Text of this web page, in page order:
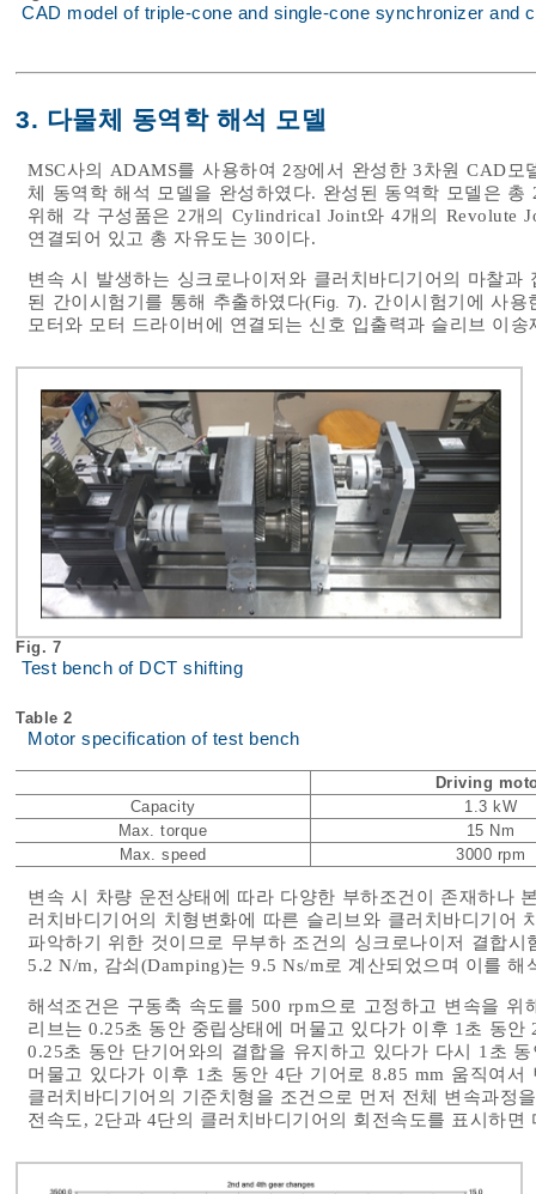
CAD model of triple-cone and single-cone synchronizer and
3. 다물체 동역학 해석 모델
MSC사의 ADAMS를 사용하여2장에서 완성한 3차원 CAD모
체 동역학 해석 모델을 완성하였다. 완성된 동역학 모델은
위해 각 구성품은 2개의 Cylindrical Joint와 4개의 Revolute
연결되어 있고 총 자유도는 30이다.
변속 시 발생하는 싱크로나이저와 클러치바디기어의 마찰
된 간이시험기를 통해 추출하였다( Fig. 7). 간이시험기에 사용
모터와 모터 드라이버에 연결되는 신호 입출력과 슬리브 이
Fig. 7
Test bench of DCT shifting
Table 2
Motor specification of test bench
Driving
Capacity
1.3 kW
Max. torque
15 Nm
Max. speed
3000 rpm
변속 시 차량 운전상태에 따라 다양한 부하조건이 존재하나
러치바디기어의 치형변화에 따른 슬리브와 클러치바디기어
파악하기 위한 것이므로 무부하 조건의 싱크로나이저 결합
5.2 N/m, 감쇠(Damping)는 9.5 Ns/m로 계산되었으며 이를 해
해석조건은 구동축 속도를 500 rpm으로 고정하고 변속을
리브는 0.25초 동안 중립상태에 머물고 있다가 이후 1초 동
0.25초 동안 단기어와의 결합을 유지하고 있다가 다시 1초
머물고 있다가 이후 1초 동안 4단 기어로 8.85 mm 움직여
클러치바디기어의 기준치형을 조건으로 먼저 전체 변속과정
전속도, 2단과 4단의 클러치바디기어의 회전속도를 표시하면